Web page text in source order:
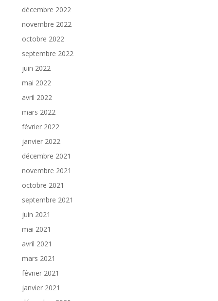
décembre 2022
novembre 2022
octobre 2022
septembre 2022
juin 2022
mai 2022
avril 2022
mars 2022
février 2022
janvier 2022
décembre 2021
novembre 2021
octobre 2021
septembre 2021
juin 2021
mai 2021
avril 2021
mars 2021
février 2021
janvier 2021